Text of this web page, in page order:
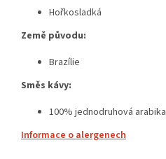
Hořkosladká
Země původu:
Brazílie
Směs kávy:
100% jednodruhová arabika
Informace o alergenech